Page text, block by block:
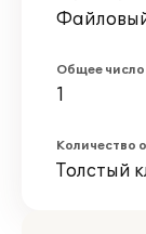
Общее
1
Количество
Толстый